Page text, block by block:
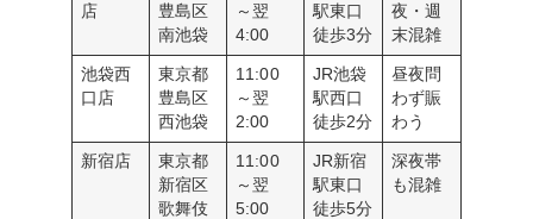
店
豊島区
南池袋
～翌
4:00
駅東口
徒歩3分
夜・週
末混雑
池袋西
口店
東京都
豊島区
西池袋
11:00
～翌
2:00
JR池袋
駅西口
徒歩2分
昼夜問
わず賑
わう
新宿店
東京都
新宿区
歌舞伎
11:00
～翌
5:00
JR新宿
駅東口
徒歩5分
深夜帯
も混雑